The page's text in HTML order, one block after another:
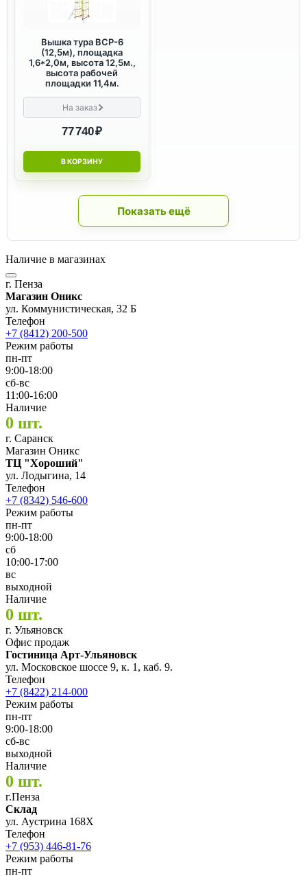
Вышка тура ВСР-6
(12,5м), площадка
1,6*2,0м, высота 12,5м.,
высота рабочей
площадки 11,4м.
На заказ
77 740 ₽
В КОРЗИНУ
Показать ещё
Наличие в магазинах
г. Пенза
Магазин Оникс
ул. Коммунистическая, 32 Б
Телефон
+7 (8412) 200-500
Режим работы
пн-пт
9:00-18:00
сб-вс
11:00-16:00
Наличие
0 шт.
г. Саранск
Магазин Оникс
ТЦ "Хороший"
ул. Лодыгина, 14
Телефон
+7 (8342) 546-600
Режим работы
пн-пт
9:00-18:00
сб
10:00-17:00
вс
выходной
Наличие
0 шт.
г. Ульяновск
Офис продаж
Гостиница Арт-Ульяновск
ул. Московское шоссе 9, к. 1, каб. 9.
Телефон
+7 (8422) 214-000
Режим работы
пн-пт
9:00-18:00
сб-вс
выходной
Наличие
0 шт.
г.Пенза
Склад
ул. Аустрина 168Х
Телефон
+7 (953) 446-81-76
Режим работы
пн-пт